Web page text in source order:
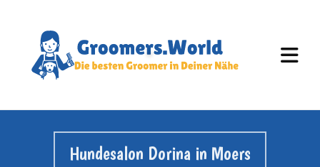
Hundesalon Dorina in Moers